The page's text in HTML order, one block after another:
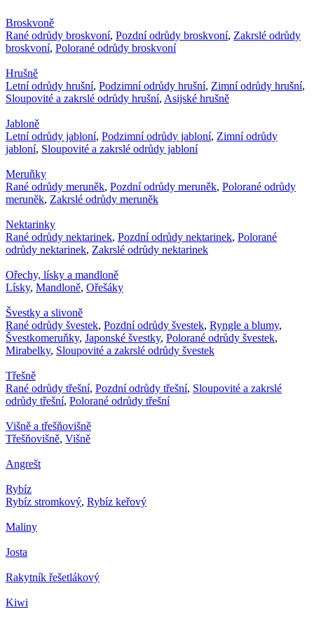
Broskvoně
Rané odrůdy broskvoní, Pozdní odrůdy broskvoní, Zakrslé odrůdy
broskvoní, Polorané odrůdy broskvoní
Hrušně
Letní odrůdy hrušní, Podzimní odrůdy hrušní, Zimní odrůdy hrušní,
Sloupovité a zakrslé odrůdy hrušní, Asijské hrušně
Jabloně
Letní odrůdy jabloní, Podzimní odrůdy jabloní, Zimní odrůdy
jabloní, Sloupovité a zakrslé odrůdy jabloní
Meruňky
Rané odrůdy meruněk, Pozdní odrůdy meruněk, Polorané odrůdy
meruněk, Zakrslé odrůdy meruněk
Nektarinky
Rané odrůdy nektarinek, Pozdní odrůdy nektarinek, Polorané
odrůdy nektarinek, Zakrslé odrůdy nektarinek
Ořechy, lísky a mandloně
Lísky, Mandloně, Ořešáky
Švestky a slivoně
Rané odrůdy švestek, Pozdní odrůdy švestek, Ryngle a blumy,
Švestkomeruňky, Japonské švestky, Polorané odrůdy švestek,
Mirabelky, Sloupovité a zakrslé odrůdy švestek
Třešně
Rané odrůdy třešní, Pozdní odrůdy třešní, Sloupovité a zakrslé
odrůdy třešní, Polorané odrůdy třešní
Višně a třešňovišně
Třešňovišně, Višně
Angrešt
Rybíz
Rybíz stromkový, Rybíz keřový
Maliny
Josta
Rakytník řešetlákový
Kiwi